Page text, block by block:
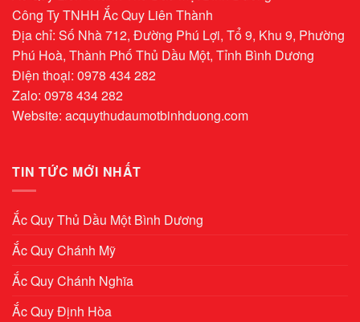
Công Ty TNHH Ắc Quy Liên Thành
Địa chỉ: Số Nhà 712, Đường Phú Lợi, Tổ 9, Khu 9, Phường
Phú Hoà, Thành Phố Thủ Dầu Một, Tỉnh Bình Dương
Điện thoại: 0978 434 282
Zalo: 0978 434 282
Website: acquythudaumotbinhduong.com
TIN TỨC MỚI NHẤT
Ắc Quy Thủ Dầu Một Bình Dương
Ắc Quy Chánh Mỹ
Ắc Quy Chánh Nghĩa
Ắc Quy Định Hòa